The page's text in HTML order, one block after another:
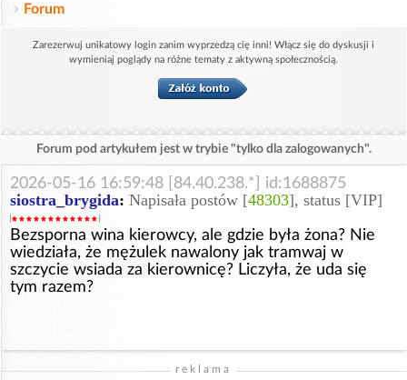
Forum
Zarezerwuj unikatowy login zanim wyprzedzą cię inni! Włącz się do dyskusji i
wymieniaj poglądy na różne tematy z aktywną społecznością.
Forum pod artykułem jest w trybie "tylko dla zalogowanych".
2026-05-16 16:59:48 [84.40.238.*] id:1688875
siostra_brygida: Napisała postów [48303], status [VIP]
Bezsporna wina kierowcy, ale gdzie była żona? Nie
wiedziała, że mężulek nawalony jak tramwaj w
szczycie wsiada za kierownicę? Liczyła, że uda się
tym razem?
reklama